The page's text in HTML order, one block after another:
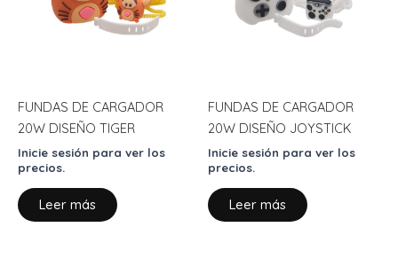
FUNDAS DE CARGADOR
20W DISEÑO TIGER
Inicie sesión para ver los
precios.
Leer más
FUNDAS DE CARGADOR
20W DISEÑO JOYSTICK
Inicie sesión para ver los
precios.
Leer más